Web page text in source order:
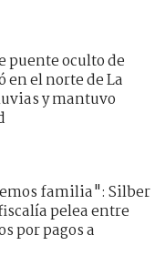
puente oculto de
en el norte de La
y mantuvo
familia": Silber
pelea entre
por pagos a